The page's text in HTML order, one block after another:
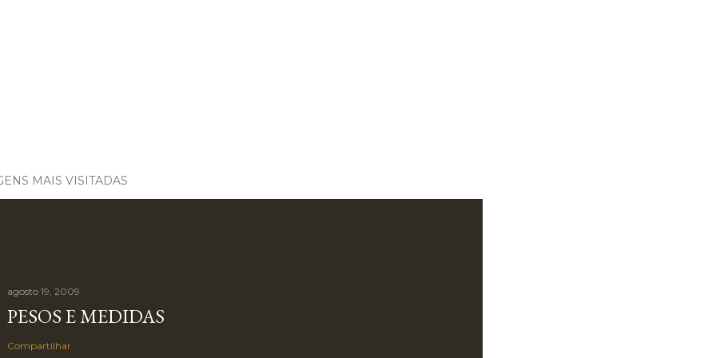
MAIS VISITADAS
agosto 19, 2009
PESOS E MEDIDAS
Compartilhar